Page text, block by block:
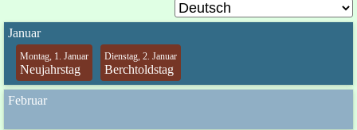
Januar
Montag, 1. Januar
Neujahrstag
Dienstag, 2. Januar
Berchtoldstag
Februar